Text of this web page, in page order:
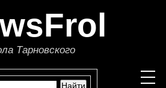
Тарновского